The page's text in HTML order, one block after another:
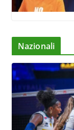
Nazionali